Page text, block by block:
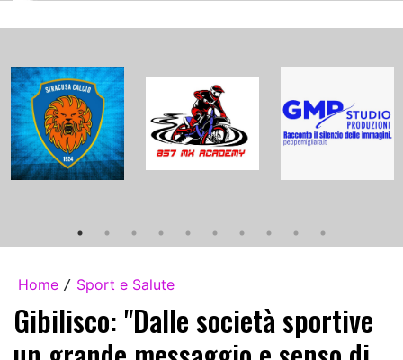
Home / Sport e Salute
Gibilisco: "Dalle società sportive